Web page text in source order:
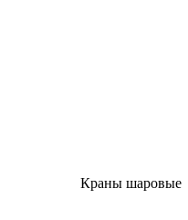
Краны шаровые